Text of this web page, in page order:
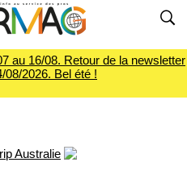
au 16/08. Retour de la newsletter
08/2026. Bel été !